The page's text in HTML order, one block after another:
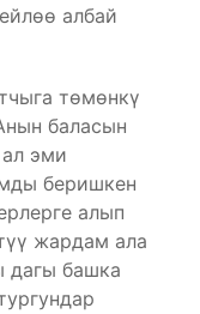
албай
төмөнкү
баласын
эми
беришкен
алып
жардам ала
дагы башка